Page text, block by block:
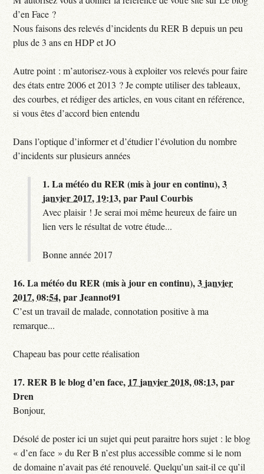
d’en Face ?
Nous faisons des relevés d’incidents du RER B depuis un peu
plus de 3 ans en HDP et JO
Autre point : m’autorisez-vous à exploiter vos relevés pour faire
des états entre 2006 et 2013 ? Je compte utiliser des tableaux,
des courbes, et rédiger des articles, en vous citant en référence,
si vous êtes d’accord bien entendu
Dans l’optique d’informer et d’étudier l’évolution du nombre
d’incidents sur plusieurs années
1.La météo du RER (mis à jour en continu),3
janvier 2017, 19:13,parPaul Courbis
Avec plaisir ! Je serai moi même heureux de faire un
lien vers le résultat de votre étude...
Bonne année 2017
16.La météo du RER (mis à jour en continu),3 janvier
2017, 08:54,parJeannot91
C’est un travail de malade, connotation positive à ma
remarque...
Chapeau bas pour cette réalisation
17.RER B le blog d’en face, 17 janvier 2018, 08:13,par
Dren
Bonjour,
Désolé de poster ici un sujet qui peut paraitre hors sujet : le blog
« d’en face » du Rer B n’est plus accessible comme si le nom
de domaine n’avait pas été renouvelé. Quelqu’un sait-il ce qu’il